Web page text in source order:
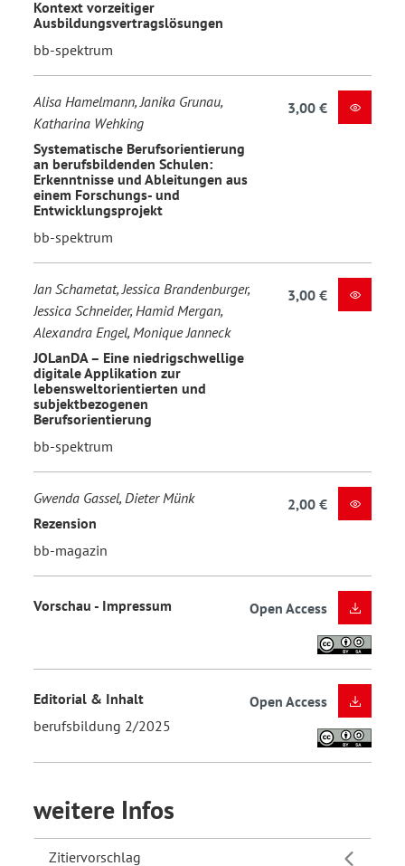
Kontext vorzeitiger
Ausbildungsvertragslösungen
bb-spektrum
Alisa Hamelmann, Janika Grunau,
Katharina Wehking
Systematische Berufsorientierung
an berufsbildenden Schulen:
Erkenntnisse und Ableitungen aus
einem Forschungs- und
Entwicklungsprojekt
bb-spektrum
3,00 €
Jan Schametat, Jessica Brandenburger,
Jessica Schneider, Hamid Mergan,
Alexandra Engel, Monique Janneck
JOLanDA – Eine niedrigschwellige
digitale Applikation zur
lebensweltorientierten und
subjektbezogenen
Berufsorientierung
bb-spektrum
3,00 €
Gwenda Gassel, Dieter Münk
Rezension
bb-magazin
2,00 €
Vorschau - Impressum Open Access
Editorial & Inhalt
berufsbildung 2/2025
Open Access
weitere Infos
Zitiervorschlag